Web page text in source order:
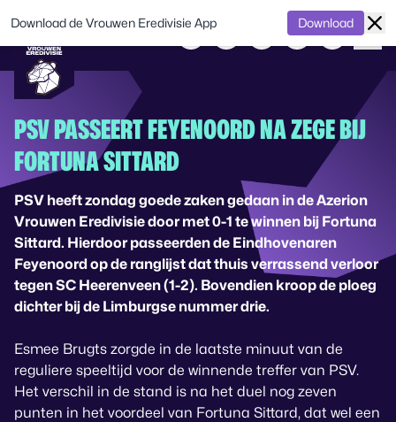
PSV PASSEERT FEYENOORD NA ZEGE BIJ
FORTUNA SITTARD
PSV heeft zondag goede zaken gedaan in de Azerion
Vrouwen Eredivisie door met 0-1 te winnen bij Fortuna
Sittard. Hierdoor passeerden de Eindhovenaren
Feyenoord op de ranglijst dat thuis verrassend verloor
tegen SC Heerenveen (1-2). Bovendien kroop de ploeg
dichter bij de Limburgse nummer drie.
Esmee Brugts zorgde in de laatste minuut van de
reguliere speeltijd voor de winnende treffer van PSV.
Het verschil in de stand is na het duel nog zeven
punten in het voordeel van Fortuna Sittard, dat wel een
Download de Vrouwen Eredivisie App Download